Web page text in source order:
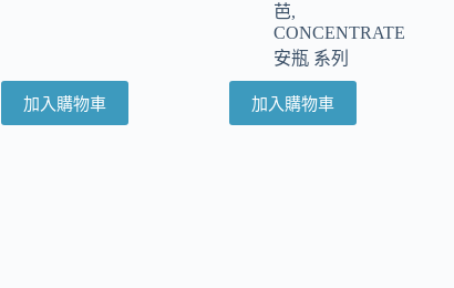
加入購物車
芭,
CONCENTRATE
安瓶 系列
加入購物車